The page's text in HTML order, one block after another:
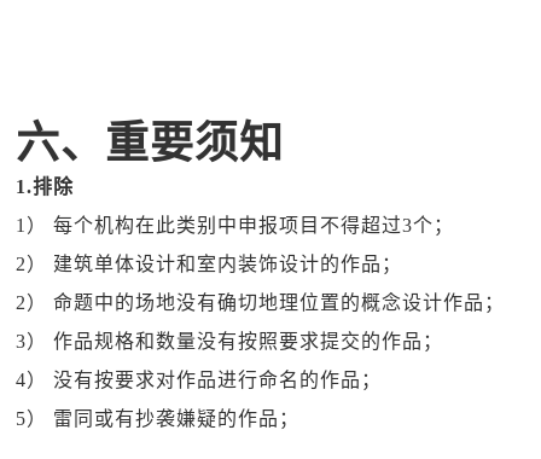
六、重要须知
1.排除
1） 每个机构在此类别中申报项目不得超过3个；
2） 建筑单体设计和室内装饰设计的作品；
2） 命题中的场地没有确切地理位置的概念设计作品；
3） 作品规格和数量没有按照要求提交的作品；
4） 没有按要求对作品进行命名的作品；
5） 雷同或有抄袭嫌疑的作品；